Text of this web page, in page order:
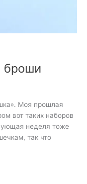
броши
Моя прошлая
вот таких наборов
неделя тоже
так что